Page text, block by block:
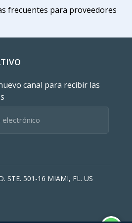
frecuentes para proveedores
canal para recibir las
STE. 501-16 MIAMI, FL. US